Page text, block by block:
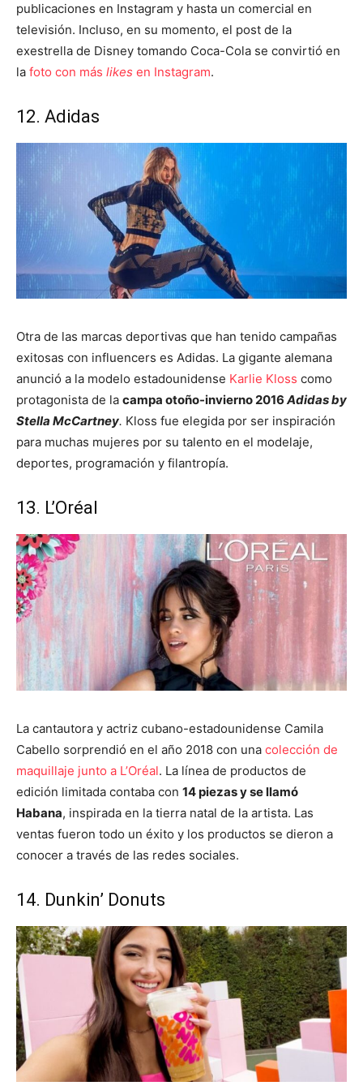
publicaciones en Instagram y hasta un comercial en
televisión. Incluso, en su momento, el post de la
exestrella de Disney tomando Coca-Cola se convirtió en
la foto con más likes en Instagram.
12. Adidas
Otra de las marcas deportivas que han tenido campañas
exitosas con influencers es Adidas. La gigante alemana
anunció a la modelo estadounidense Karlie Kloss como
protagonista de la campa otoño-invierno 2016 Adidas by
Stella McCartney. Kloss fue elegida por ser inspiración
para muchas mujeres por su talento en el modelaje,
deportes, programación y filantropía.
13. L’Oréal
La cantautora y actriz cubano-estadounidense Camila
Cabello sorprendió en el año 2018 con una colección de
maquillaje junto a L’Oréal. La línea de productos de
edición limitada contaba con 14 piezas y se llamó
Habana, inspirada en la tierra natal de la artista. Las
ventas fueron todo un éxito y los productos se dieron a
conocer a través de las redes sociales.
14. Dunkin’ Donuts